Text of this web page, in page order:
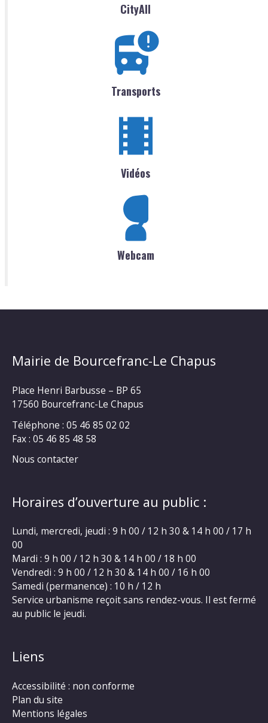
CityAll
Transports
Vidéos
Webcam
Mairie de Bourcefranc-Le Chapus
Place Henri Barbusse – BP 65
17560 Bourcefranc-Le Chapus
Téléphone : 05 46 85 02 02
Fax : 05 46 85 48 58
Nous contacter
Horaires d’ouverture au public :
Lundi, mercredi, jeudi : 9 h 00 / 12 h 30 & 14 h 00 / 17 h
00
Mardi : 9 h 00 / 12 h 30 & 14 h 00 / 18 h 00
Vendredi : 9 h 00 / 12 h 30 & 14 h 00 / 16 h 00
Samedi (permanence) : 10 h / 12 h
Service urbanisme reçoit sans rendez-vous. Il est fermé
au public le jeudi.
Liens
Accessibilité : non conforme
Plan du site
Mentions légales